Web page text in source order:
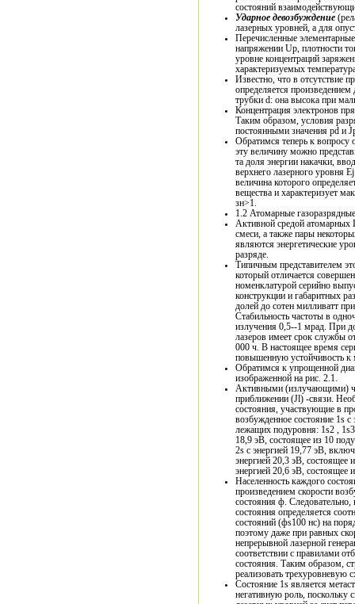
состояний
Ударное девозбуждение
лазерных уровней, а для
Перечисленные
напряжении Up, плотности
уровне концентраций
характеризуемых
Известно, что в отсутствие
определяется произведением
трубки d: она высока при
Концентрация электронов
Таким образом, условия
постоянными значения pd и
Обратимся теперь к
эту величину можно представить как, где зн --
та доля энергии накачки,
верхнего лазерного
величина которого
вещества и характеризует
зн>1.
1.2 Атомарные
Активной средой
смеси, а также пары
являются энергетические
разряде.
Типичным представителем
который отличается
номенклатурой серийно
конструкции и габаритных
долей до сотен милливатт
Стабильность частоты в
излучения 0,5--1 мрад. При
лазеров имеет срок службы
000 ч. В настоящее время
повышенную устойчивость к
Обратимся к упрощенной
изображенной на рис. 2.1.
Активными (излучающими)
приближении (Jl) -связи.
состояния, участвующие в
возбужденное состояние 1s
лежащих подуровня: 1s2 ,
18,9 эВ, состоящее из 10
2s с энергией 19,77 эВ,
энергией 20,3 эВ, состоящее
энергией 20,6 эВ, состоящее
Населенность каждого
произведением скорости
состояния ф.
состояния определяется
состояний (фs100 нс) на
поэтому даже при равных
непрерывной лазерной
соответствии с правилами
состояния. Таким образом,
реализовать трехуровневую
Состояние 1s является
негативную роль, поскольку